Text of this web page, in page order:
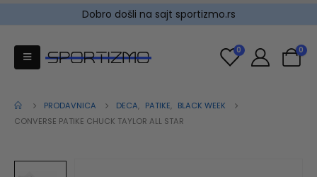
Dobro došli na sajt sportizmo.rs
0 0
PRODAVNICA DECA, PATIKE, BLACK WEEK
CONVERSE PATIKE CHUCK TAYLOR ALL STAR